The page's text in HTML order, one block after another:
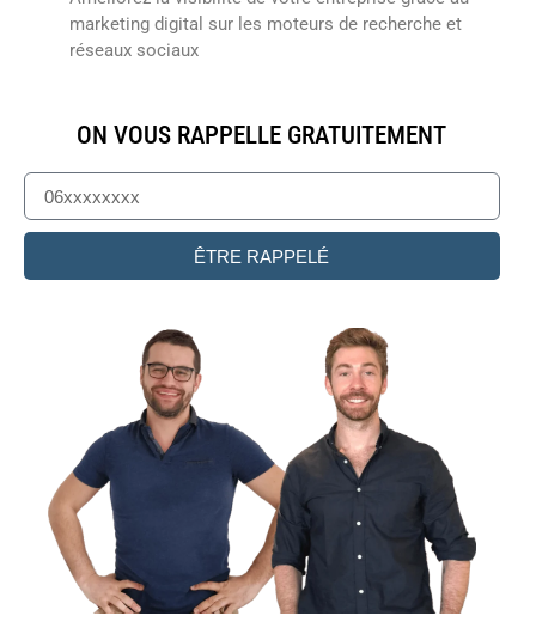
marketing digital sur les moteurs de recherche et
réseaux sociaux
ON VOUS RAPPELLE GRATUITEMENT
ÊTRE RAPPELÉ